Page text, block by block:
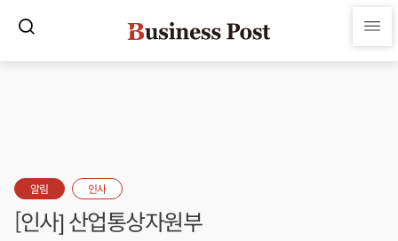
알림 인사
[인사] 산업통상자원부